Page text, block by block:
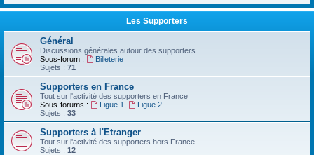
Les Supporters
Général
Discussions générales autour des supporters
Sous-forum :
Billeterie
Sujets : 71
Supporters en France
Tout sur l'activité des supporters en France
Sous-forums :
Ligue 1
Ligue 2
Sujets : 33
Supporters à l'Etranger
Tout sur l'activité des supporters hors France
Sujets : 12